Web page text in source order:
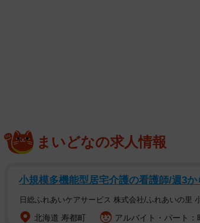
そんなある日、Aさんのスマホに職場の上司
ていたプロジェクトに関する緊急の問い合わ
いう思いもあり、この電話に丁寧に対応しま
しかし、その日から上司からの連絡は、まる
まいどなの求人情報
小規模多機能型居宅介護の看護師/週3
日総ふれあいケアサービス 株式会社/ふれあいの里
北海道 寿都町 アルバイト・パート